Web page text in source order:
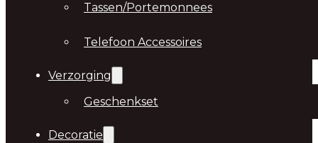
Tassen/Portemonnees
Telefoon Accessoires
Verzorging
Geschenkset
Decoratie